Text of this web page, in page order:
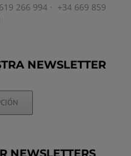
266 994 · +34 669 859
NEWSLETTER